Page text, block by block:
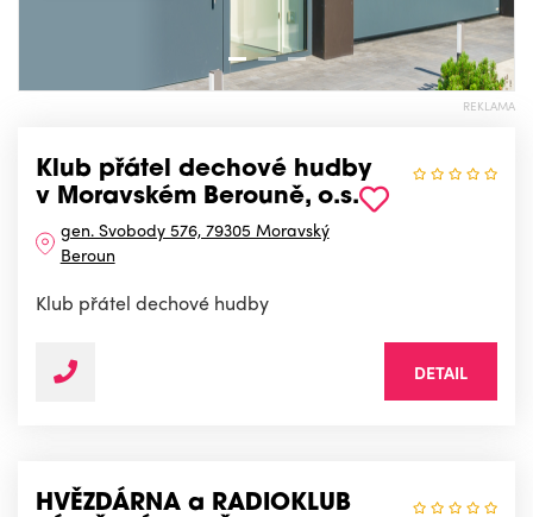
REKLAMA
Klub přátel dechové hudby
v Moravském Berouně, o.s.
gen. Svobody 576, 79305 Moravský
Beroun
Klub přátel dechové hudby
DETAIL
HVĚZDÁRNA a RADIOKLUB